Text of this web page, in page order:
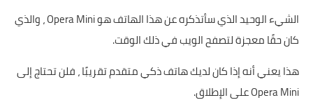
الشيء الوحيد الذي سأتذكره عن هذا الهاتف هو Opera Mini ، والذي
كان حقًا معجزة لتصفح الويب في ذلك الوقت.
هذا يعني أنه إذا كان لديك هاتف ذكي متقدم تقريبًا ، فلن تحتاج إلى
Opera Mini على الإطلاق.